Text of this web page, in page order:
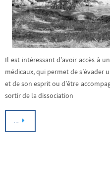
Il est intéressant d’avoir accès à
médicaux, qui permet de
et de son esprit ou d’être
sortir de la dissociation
…